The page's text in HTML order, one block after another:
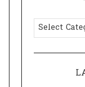
r
C
a
t